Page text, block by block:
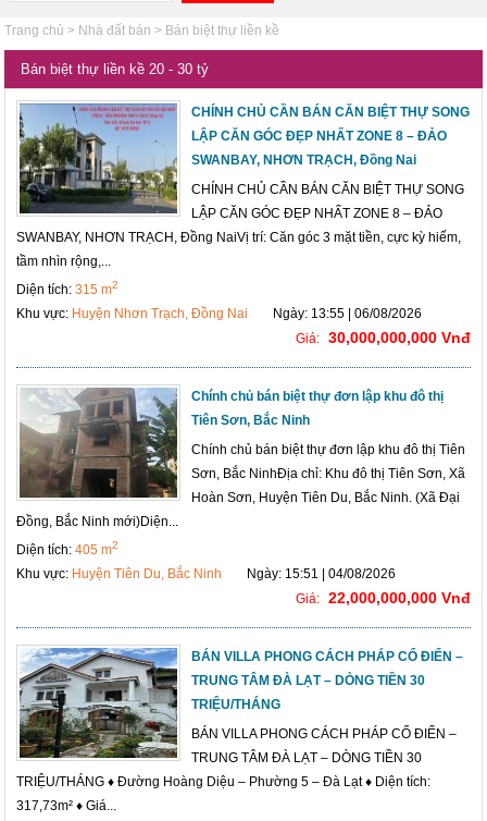
Trang chủ > Nhà đất bán > Bán biệt thự liền kề
Bán biệt thự liền kề 20 - 30 tỷ
CHÍNH CHỦ CẦN BÁN CĂN BIỆT THỰ SONG
LẬP CĂN GÓC ĐẸP NHẤT ZONE 8 – ĐẢO
SWANBAY, NHƠN TRẠCH, Đồng Nai
CHÍNH CHỦ CẦN BÁN CĂN BIỆT THỰ SONG
LẬP CĂN GÓC ĐẸP NHẤT ZONE 8 – ĐẢO
SWANBAY, NHƠN TRẠCH, Đồng NaiVị trí: Căn góc 3 mặt tiền, cực kỳ hiếm,
tầm nhìn rộng,...
Diện tích:315 m2
Khu vực: Huyện Nhơn Trạch, Đồng Nai
Ngày: 13:55 | 06/08/2026
Giá: 30,000,000,000 Vnđ
Chính chủ bán biệt thự đơn lập khu đô thị
Tiên Sơn, Bắc Ninh
Chính chủ bán biệt thự đơn lập khu đô thị Tiên
Sơn, Bắc NinhĐịa chỉ: Khu đô thị Tiên Sơn, Xã
Hoàn Sơn, Huyện Tiên Du, Bắc Ninh. (Xã Đại
Đồng, Bắc Ninh mới)Diện...
Diện tích:405 m2
Khu vực: Huyện Tiên Du, Bắc Ninh
Ngày: 15:51 | 04/08/2026
Giá: 22,000,000,000 Vnđ
BÁN VILLA PHONG CÁCH PHÁP CỔ ĐIỂN –
TRUNG TÂM ĐÀ LẠT – DÒNG TIỀN 30
TRIỆU/THÁNG
BÁN VILLA PHONG CÁCH PHÁP CỔ ĐIỂN –
TRUNG TÂM ĐÀ LẠT – DÒNG TIỀN 30
TRIỆU/THÁNG ♦ Đường Hoàng Diệu – Phường 5 – Đà Lạt ♦ Diện tích:
317,73m² ♦ Giá...